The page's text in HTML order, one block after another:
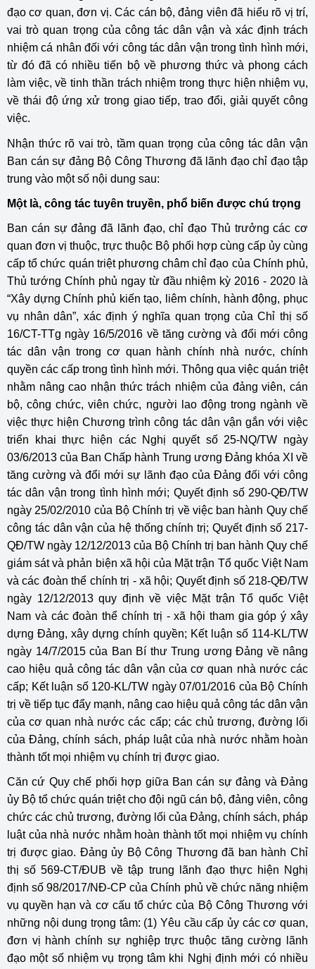
đạo cơ quan, đơn vị. Các cán bộ, đảng viên đã hiểu rõ vị trí,
vai trò quan trọng của công tác dân vận và xác định trách
nhiệm cá nhân đối với công tác dân vận trong tình hình mới,
từ đó đã có nhiều tiến bộ về phương thức và phong cách
làm việc, về tinh thần trách nhiệm trong thực hiện nhiệm vụ,
về thái độ ứng xử trong giao tiếp, trao đổi, giải quyết công
việc.
Nhận thức rõ vai trò, tầm quan trọng của công tác dân vận
Ban cán sự đảng Bộ Công Thương đã lãnh đạo chỉ đạo tập
trung vào một số nội dung sau:
Một là, công tác tuyên truyền, phổ biến được chú trọng
Ban cán sự đảng đã lãnh đạo, chỉ đạo Thủ trưởng các cơ
quan đơn vị thuộc, trực thuộc Bộ phối hợp cùng cấp ủy cùng
cấp tổ chức quán triệt phương châm chỉ đạo của Chính phủ,
Thủ tướng Chính phủ ngay từ đầu nhiệm kỳ 2016 - 2020 là
“Xây dựng Chính phủ kiến tạo, liêm chính, hành động, phục
vụ nhân dân”, xác định ý nghĩa quan trọng của Chỉ thị số
16/CT-TTg ngày 16/5/2016 về tăng cường và đổi mới công
tác dân vận trong cơ quan hành chính nhà nước, chính
quyền các cấp trong tình hình mới. Thông qua việc quán triệt
nhằm nâng cao nhận thức trách nhiệm của đảng viên, cán
bộ, công chức, viên chức, người lao động trong ngành về
việc thực hiện Chương trình công tác dân vận gắn với việc
triển khai thực hiện các Nghị quyết số 25-NQ/TW ngày
03/6/2013 của Ban Chấp hành Trung ương Đảng khóa XI về
tăng cường và đổi mới sự lãnh đạo của Đảng đối với công
tác dân vận trong tình hình mới; Quyết định số 290-QĐ/TW
ngày 25/02/2010 của Bộ Chính trị về việc ban hành Quy chế
công tác dân vận của hệ thống chính trị; Quyết định số 217-
QĐ/TW ngày 12/12/2013 của Bộ Chính trị ban hành Quy chế
giám sát và phản biện xã hội của Mặt trận Tổ quốc Việt Nam
và các đoàn thể chính trị - xã hội; Quyết định số 218-QĐ/TW
ngày 12/12/2013 quy định về việc Mặt trận Tổ quốc Việt
Nam và các đoàn thể chính trị - xã hội tham gia góp ý xây
dựng Đảng, xây dựng chính quyền; Kết luận số 114-KL/TW
ngày 14/7/2015 của Ban Bí thư Trung ương Đảng về nâng
cao hiệu quả công tác dân vận của cơ quan nhà nước các
cấp; Kết luận số 120-KL/TW ngày 07/01/2016 của Bộ Chính
trị về tiếp tục đẩy mạnh, nâng cao hiệu quả công tác dân vận
của cơ quan nhà nước các cấp; các chủ trương, đường lối
của Đảng, chính sách, pháp luật của nhà nước nhằm hoàn
thành tốt mọi nhiệm vụ chính trị được giao.
Căn cứ Quy chế phối hợp giữa Ban cán sự đảng và Đảng
ủy Bộ tổ chức quán triệt cho đội ngũ cán bộ, đảng viên, công
chức các chủ trương, đường lối của Đảng, chính sách, pháp
luật của nhà nước nhằm hoàn thành tốt mọi nhiệm vụ chính
trị được giao. Đảng ủy Bộ Công Thương đã ban hành Chỉ
thị số 569-CT/ĐUB về tập trung lãnh đạo thực hiện Nghị
định số 98/2017/NĐ-CP của Chính phủ về chức năng nhiệm
vụ quyền hạn và cơ cấu tổ chức của Bộ Công Thương với
những nội dung trọng tâm: (1) Yêu cầu cấp ủy các cơ quan,
đơn vị hành chính sự nghiệp trực thuộc tăng cường lãnh
đạo một số nhiệm vụ trọng tâm khi Nghị định mới có nhiều